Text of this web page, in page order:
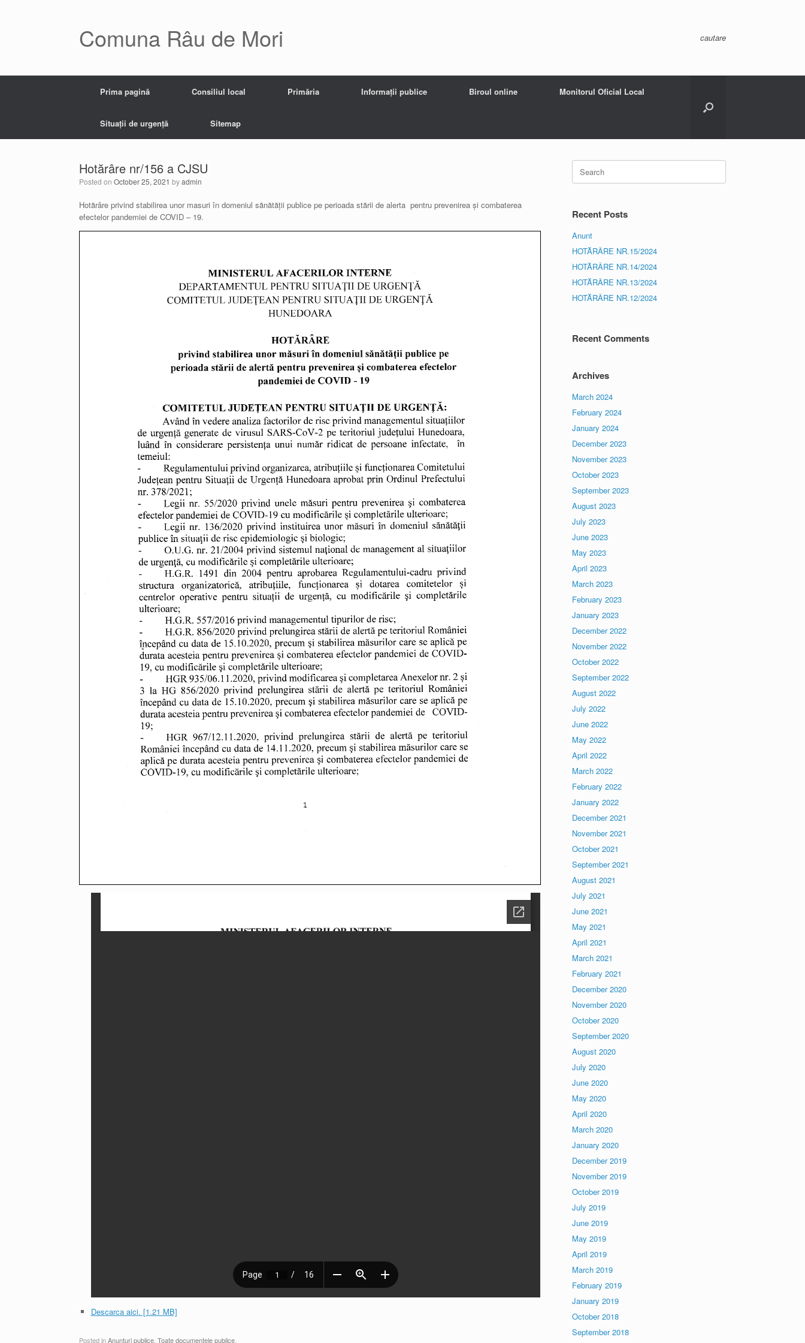
Comuna Râu de Mori cautare
Prima pagină Consiliul local Primăria Informații publice Biroul online Monitorul Oficial Local
Situații de urgență Sitemap
Hotărâre nr/156 a CJSU
Posted on October 25, 2021 byadmin
Hotărâre privind stabilirea unor masuri în domeniul sănătății publice pe perioada stării de alerta pentru prevenirea și combaterea
efectelor pandemiei de COVID – 19.
Descarca aici. [1.21 MB]
Posted inAnunțuri publice, Toate documentele publice.
Search
for:
Recent Posts
Anunt
HOTĂRÂRE NR.15/2024
HOTĂRÂRE NR.14/2024
HOTĂRÂRE NR.13/2024
HOTĂRÂRE NR.12/2024
Recent Comments
Archives
March 2024
February 2024
January 2024
December 2023
November 2023
October 2023
September 2023
August 2023
July 2023
June 2023
May 2023
April 2023
March 2023
February 2023
January 2023
December 2022
November 2022
October 2022
September 2022
August 2022
July 2022
June 2022
May 2022
April 2022
March 2022
February 2022
January 2022
December 2021
November 2021
October 2021
September 2021
August 2021
July 2021
June 2021
May 2021
April 2021
March 2021
February 2021
December 2020
November 2020
October 2020
September 2020
August 2020
July 2020
June 2020
May 2020
April 2020
March 2020
January 2020
December 2019
November 2019
October 2019
July 2019
June 2019
May 2019
April 2019
March 2019
February 2019
January 2019
October 2018
September 2018